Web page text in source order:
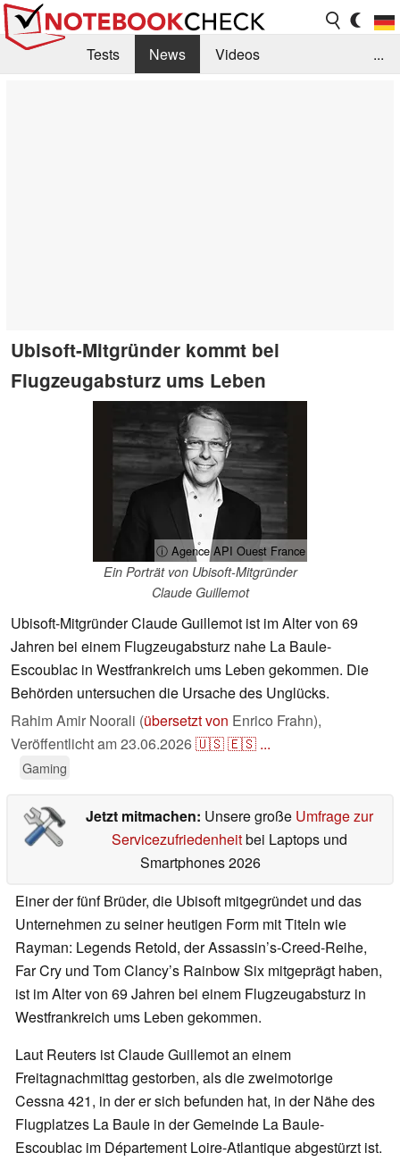
Tests News
Videos
...
Ubisoft-Mitgründer kommt bei
Flugzeugabsturz ums Leben
ⓘ Agence API Ouest France
Ein Porträt von Ubisoft-Mitgründer
Claude Guillemot
Ubisoft-Mitgründer Claude Guillemot ist im Alter von 69
Jahren bei einem Flugzeugabsturz nahe La Baule-
Escoublac in Westfrankreich ums Leben gekommen. Die
Behörden untersuchen die Ursache des Unglücks.
Rahim Amir Noorali (übersetzt von Enrico Frahn),
Veröffentlicht am23.06.2026🇺🇸🇪🇸 ...
Gaming
Jetzt mitmachen: Unsere große Umfrage zur
Servicezufriedenheitbei Laptops und
Smartphones 2026
Einer der fünf Brüder, die Ubisoft mitgegründet und das
Unternehmen zu seiner heutigen Form mit Titeln wie
Rayman: Legends Retold, der Assassin’s-Creed-Reihe,
Far Cry und Tom Clancy’s Rainbow Six mitgeprägt haben,
ist im Alter von 69 Jahren bei einem Flugzeugabsturz in
Westfrankreich ums Leben gekommen.
Laut Reuters ist Claude Guillemot an einem
Freitagnachmittag gestorben, als die zweimotorige
Cessna 421, in der er sich befunden hat, in der Nähe des
Flugplatzes La Baule in der Gemeinde La Baule-
Escoublac im Département Loire-Atlantique abgestürzt ist.